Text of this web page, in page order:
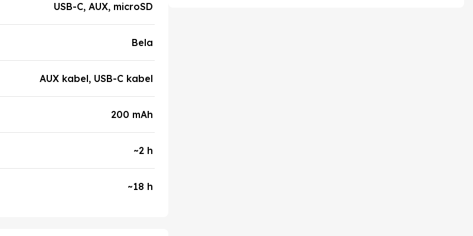
USB-C, AUX, microSD
Bela
AUX kabel, USB-C kabel
200 mAh
~2 h
~18 h